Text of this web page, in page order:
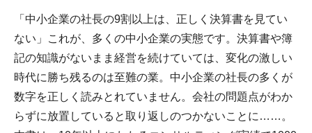
「中小企業の社長の9割以上は、正しく決算書を見てい
ない」これが、多くの中小企業の実態です。決算書や簿
記の知識がないまま経営を続けていては、変化の激しい
時代に勝ち残るのは至難の業。中小企業の社長の多くが
数字を正しく読みとれていません。会社の問題点がわか
らずに放置していると取り返しのつかないことに……。